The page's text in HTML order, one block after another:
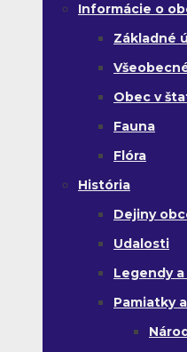
Informácie o
Základné
Obec v
Fauna
Flóra
História
Dejiny
Udalosti
Legendy
Pamiatky